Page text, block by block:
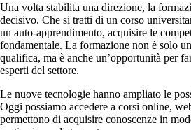
Una volta stabilita una direzione, la
decisivo. Che si tratti di un corso
un auto-apprendimento, acquisire le
fondamentale. La formazione non è solo
qualifica, ma è anche un’opportunità per
esperti del settore.
Le nuove tecnologie hanno ampliato le
Oggi possiamo accedere a corsi online,
permettono di acquisire conoscenze in